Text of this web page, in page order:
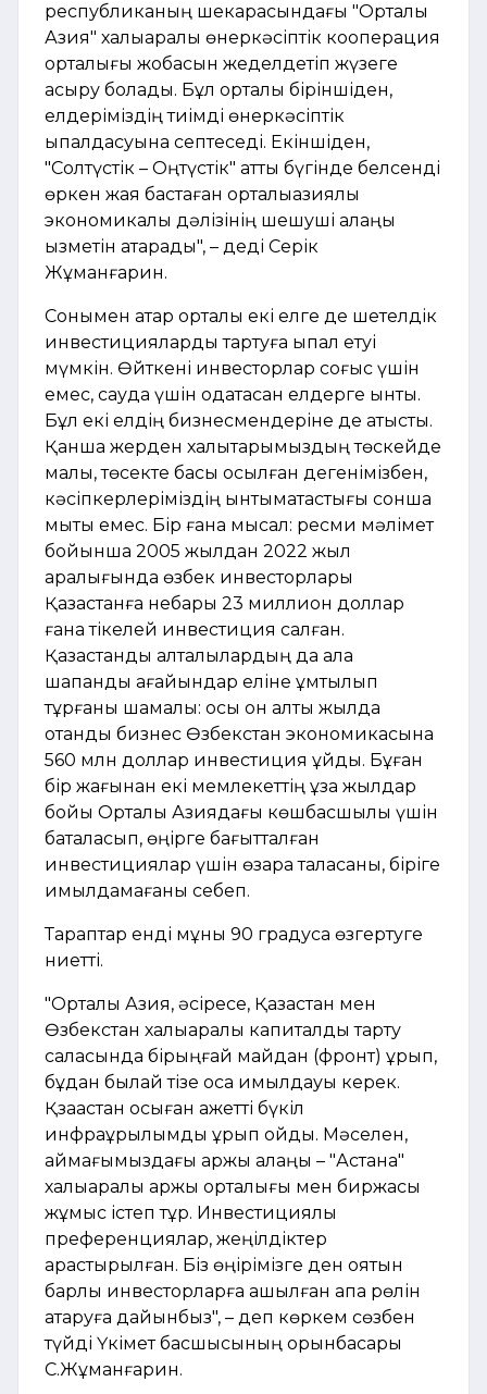
республиканың шекарасындағы "Орталық
Азия" халықаралық өнеркәсіптік кооперация
орталығы жобасын жеделдетіп жүзеге
асыру болады. Бұл орталық біріншіден,
елдеріміздің тиімді өнеркәсіптік
ықпалдасуына септеседі. Екіншіден,
"Солтүстік – Оңтүстік" атты бүгінде белсенді
өркен жая бастаған орталықазиялық
экономикалық дәлізінің шешуші алаңы
қызметін атқарады", – деді Серік
Жұманғарин.
Сонымен қатар орталық екі елге де шетелдік
инвестицияларды тартуға ықпал етуі
мүмкін. Өйткені инвесторлар соғыс үшін
емес, сауда үшін одақтасқан елдерге ынтық.
Бұл екі елдің бизнесмендеріне де қатысты.
Қанша жерден халықтарымыздың төскейде
малы, төсекте басы қосылған дегенімізбен,
кәсіпкерлеріміздің ынтымақтастығы сонша
мықты емес. Бір ғана мысал: ресми мәлімет
бойынша 2005 жылдан 2022 жыл
аралығында өзбек инвесторлары
Қазақстанға небары 23 миллион доллар
ғана тікелей инвестиция салған.
Қазақстандық қалталылардың да ала
шапанды ағайындар еліне ұмтылып
тұрғаны шамалы: осы он алты жылда
отандық бизнес Өзбекстан экономикасына
560 млн доллар инвестиция құйды. Бұған
бір жағынан екі мемлекеттің ұзақ жылдар
бойы Орталық Азиядағы көшбасшылық үшін
бақталасып, өңірге бағытталған
инвестициялар үшін өзара таласқаны, біріге
қимылдамағаны себеп.
Тараптар енді мұны 90 градусқа өзгертуге
ниетті.
"Орталық Азия, әсіресе, Қазақстан мен
Өзбекстан халықаралық капиталды тарту
саласында бірыңғай майдан (фронт) құрып,
бұдан былай тізе қоса қимылдауы керек.
Қзаақстан осыған қажетті бүкіл
инфрақұрылымды құрып қойды. Мәселен,
аймағымыздағы қаржы алаңы – "Астана"
халықаралық қаржы орталығы мен биржасы
жұмыс істеп тұр. Инвестициялық
преференциялар, жеңілдіктер
қарастырылған. Біз өңірімізге ден қоятын
барлық инвесторларға ашылған қақпа рөлін
атқаруға дайынбыз", – деп көркем сөзбен
түйді Үкімет басшысының орынбасары
С.Жұманғарин.